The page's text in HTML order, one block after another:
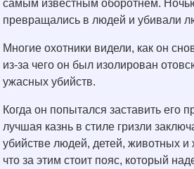
самым известным оборотнем.
превращались в людей и убивали
Многие охотники видели, как он
из-за чего он был изолирован
ужасных убийств.
Когда он попытался заставить его
лучшая казнь в стиле гризли
убийстве людей, детей, животных
что за этим стоит пояс, который